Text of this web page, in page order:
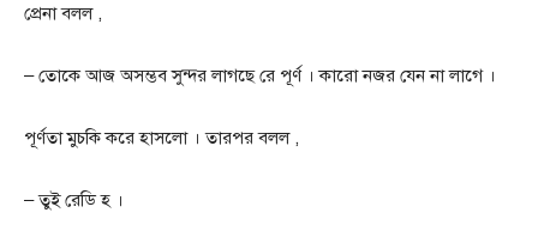
প্রেনা বলল ,
– তোকে আজ অসম্ভব সুন্দর লাগছে রে পূর্ণ । কারো নজর যেন না লাগে ।
পূর্ণতা মুচকি করে হাসলো । তারপর বলল ,
– তুই রেডি হ ।